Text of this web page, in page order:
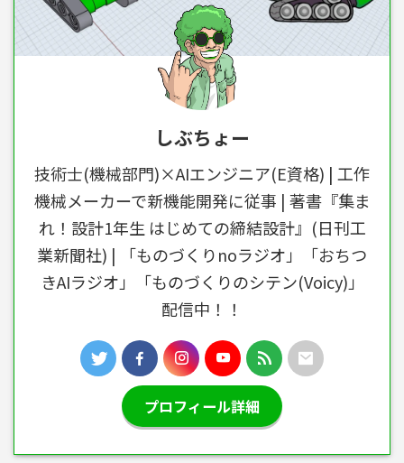
しぶちょー
技術士(機械部門)×AIエンジニア(E資格) | 工作
機械メーカーで新機能開発に従事 | 著書『集ま
れ！設計1年生 はじめての締結設計』(日刊工
業新聞社) | 「ものづくりnoラジオ」「おちつ
きAIラジオ」「ものづくりのシテン(Voicy)」
配信中！！
プロフィール詳細